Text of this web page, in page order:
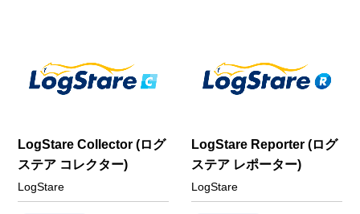
LogStare Collector (ログ
ステア コレクター)
LogStare
LogStare Reporter (ログ
ステア レポーター)
LogStare